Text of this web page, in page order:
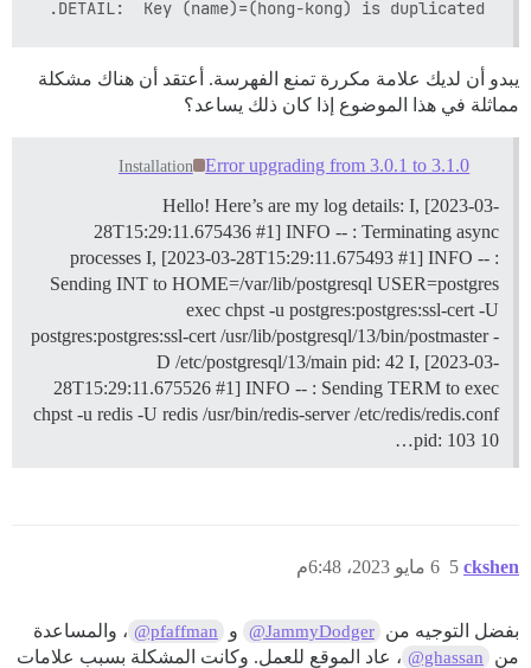
DETAIL:  Key (name)=(hong-kong) is duplicated.
يبدو أن لديك علامة مكررة تمنع الفهرسة. أعتقد أن هناك مشكلة
مماثلة في هذا الموضوع إذا كان ذلك يساعد؟
Error upgrading from 3.0.1 to 3.1.0
Installation
Hello! Here’s are my log details: I, [2023-03-
28T15:29:11.675436 #1] INFO -- : Terminating async
processes I, [2023-03-28T15:29:11.675493 #1] INFO -- :
Sending INT to HOME=/var/lib/postgresql USER=postgres
exec chpst -u postgres:postgres:ssl-cert -U
postgres:postgres:ssl-cert /usr/lib/postgresql/13/bin/postmaster -
D /etc/postgresql/13/main pid: 42 I, [2023-03-
28T15:29:11.675526 #1] INFO -- : Sending TERM to exec
chpst -u redis -U redis /usr/bin/redis-server /etc/redis/redis.conf
pid: 103 10…
ckshen 6 مايو 2023، 6:48م 5
بفضل التوجيه من @JammyDodger و @pfaffman ، والمساعدة
من
@ghassan ، عاد الموقع للعمل. وكانت المشكلة بسبب علامات